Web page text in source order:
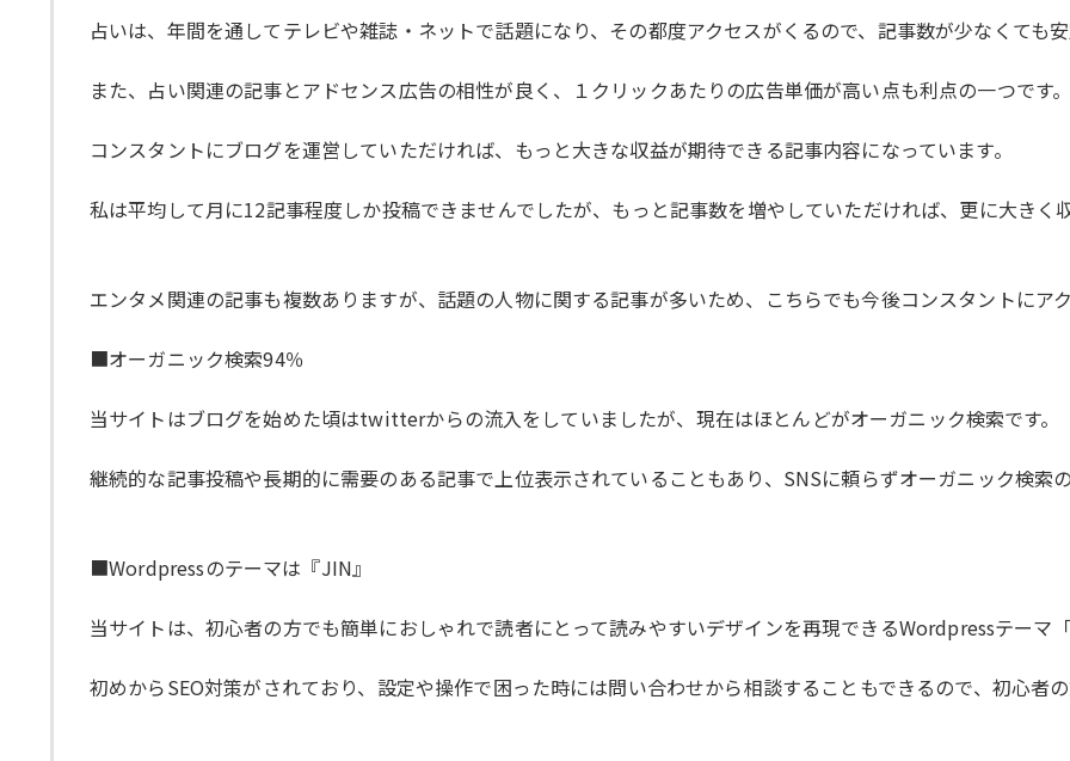
占いは、年間を通してテレビや雑誌・ネットで話題になり、その都度アクセスがくるので、記事数が少なくても安
また、占い関連の記事とアドセンス広告の相性が良く、１クリックあたりの広告単価が高い点も利点の一つです。
コンスタントにブログを運営していただければ、もっと大きな収益が期待できる記事内容になっています。
私は平均して月に12記事程度しか投稿できませんでしたが、もっと記事数を増やしていただければ、更に大きく
エンタメ関連の記事も複数ありますが、話題の人物に関する記事が多いため、こちらでも今後コンスタントにア
■オーガニック検索94％
当サイトはブログを始めた頃はtwitterからの流入をしていましたが、現在はほとんどがオーガニック検索です。
継続的な記事投稿や長期的に需要のある記事で上位表示されていることもあり、SNSに頼らずオーガニック検索
■Wordpressのテーマは『JIN』
当サイトは、初心者の方でも簡単におしゃれで読者にとって読みやすいデザインを再現できるWordpressテーマ
初めからSEO対策がされており、設定や操作で困った時には問い合わせから相談することもできるので、初心者の